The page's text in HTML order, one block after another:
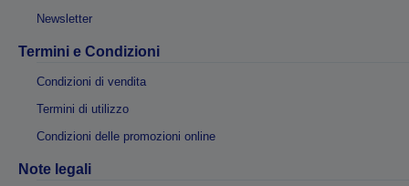
Newsletter
Termini e Condizioni
Condizioni di vendita
Termini di utilizzo
Condizioni delle promozioni online
Note legali